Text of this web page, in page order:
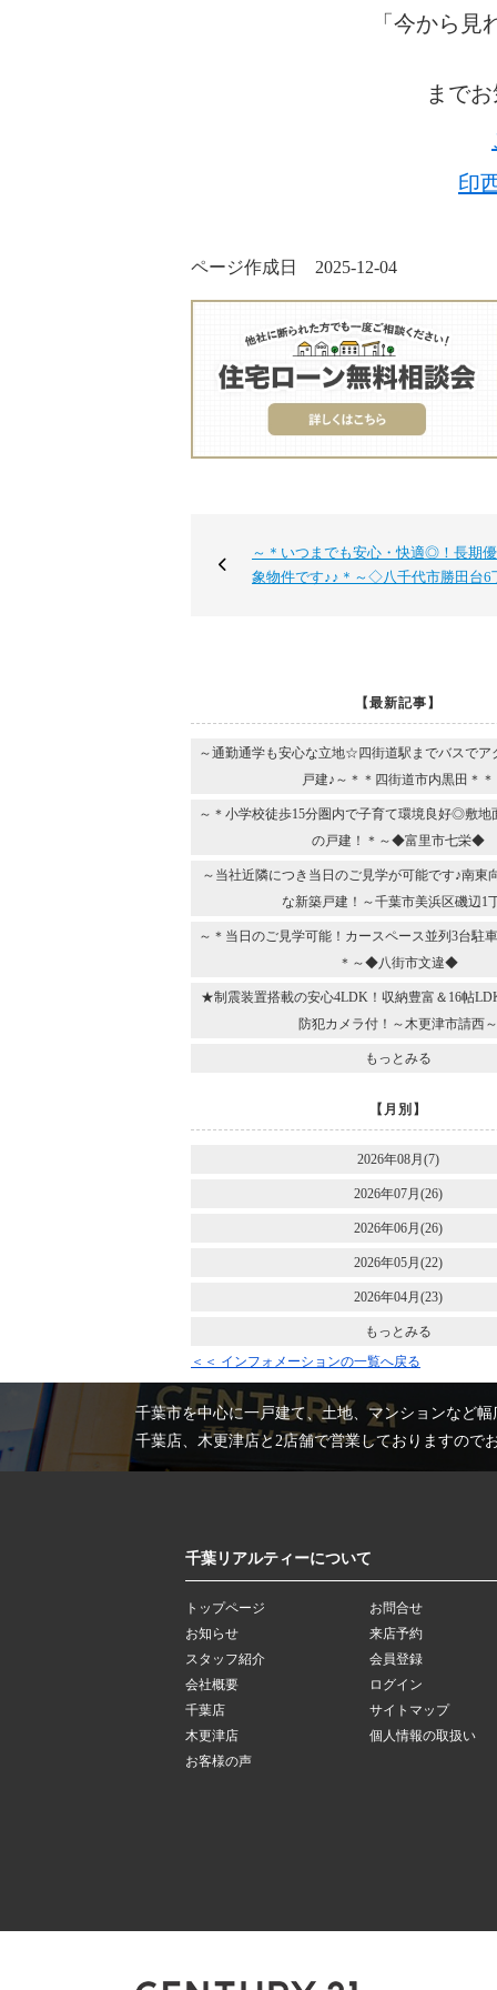
「今から見
まで
印
ページ作成日 2025-12-04
～＊いつまでも安心・快適◎！長期
象物件です♪♪＊～◇八千代市勝田台
【最新記事】
～通勤通学も安心な立地☆四街道駅までバスでア
戸建♪～＊＊四街道市内黒田＊＊
～＊小学校徒歩15分圏内で子育て環境良好◎敷地
の戸建！＊～◆富里市七栄◆
～当社近隣につき当日のご見学が可能です♪南東
な新築戸建！～千葉市美浜区磯辺1
～＊当日のご見学可能！カースペース並列3台駐
＊～◆八街市文違◆
★制震装置搭載の安心4LDK！収納豊富＆16帖
防犯カメラ付！～木更津市請西
もっとみる
【月別】
2026年08月(7)
2026年07月(26)
2026年06月(26)
2026年05月(22)
2026年04月(23)
もっとみる
＜＜ インフォメーションの一覧へ戻る
千葉市を中心に一戸建て、土地、マンションなど
千葉店、木更津店と2店舗で営業しておりますので
千葉リアルティーについて
トップページ
お知らせ
スタッフ紹介
会社概要
千葉店
木更津店
お客様の声
お問合せ
来店予約
会員登録
ログイン
サイトマップ
個人情報の取扱い